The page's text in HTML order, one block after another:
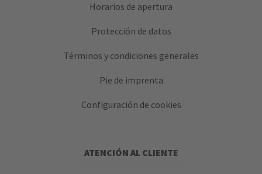
Horarios de apertura
Protección de datos
Términos y condiciones generales
Pie de imprenta
Configuración de cookies
ATENCIÓN AL CLIENTE